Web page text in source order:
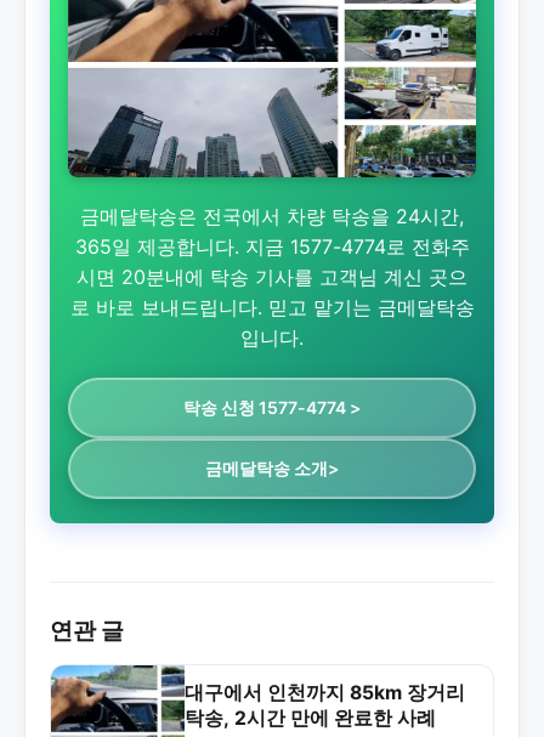
금메달탁송은 전국에서 차량 탁송을 24시간,
365일 제공합니다. 지금 1577-4774로 전화주
시면 20분내에 탁송 기사를 고객님 계신 곳으
로 바로 보내드립니다. 믿고 맡기는 금메달탁송
입니다.
탁송 신청 1577-4774 >
금메달탁송 소개>
연관 글
대구에서 인천까지 85km 장거리
탁송, 2시간 만에 완료한 사례